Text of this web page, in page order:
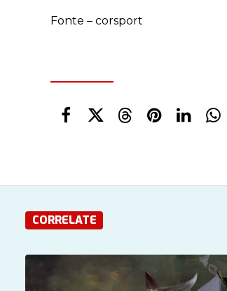
Fonte – corsport
CORRELATE